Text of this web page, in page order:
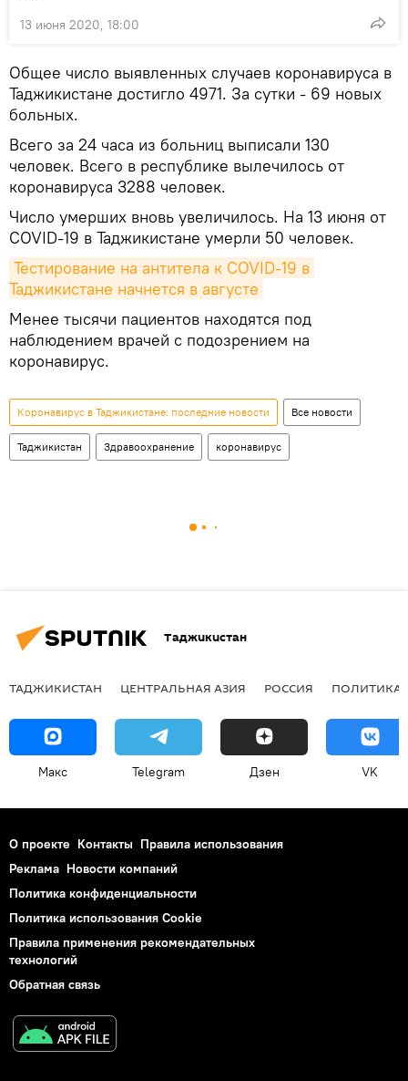
13 июня 2020, 18:00
Общее число выявленных случаев коронавируса в
Таджикистане достигло 4971. За сутки - 69 новых
больных.
Всего за 24 часа из больниц выписали 130
человек. Всего в республике вылечилось от
коронавируса 3288 человек.
Число умерших вновь увеличилось. На 13 июня от
COVID-19 в Таджикистане умерли 50 человек.
Тестирование на антитела к COVID-19 в
Таджикистане начнется в августе
Менее тысячи пациентов находятся под
наблюдением врачей с подозрением на
коронавирус.
Коронавирус в Таджикистане: последние новости Все новости
Таджикистан Здравоохранение коронавирус
Таджикистан
ТАДЖИКИСТАН ЦЕНТРАЛЬНАЯ АЗИЯ РОССИЯ ПОЛИТИКА
Макс Telegram Дзен VK
О проекте Контакты Правила использования
Реклама Новости компаний
Политика конфиденциальности
Политика использования Cookie
Правила применения рекомендательных
технологий
Обратная связь